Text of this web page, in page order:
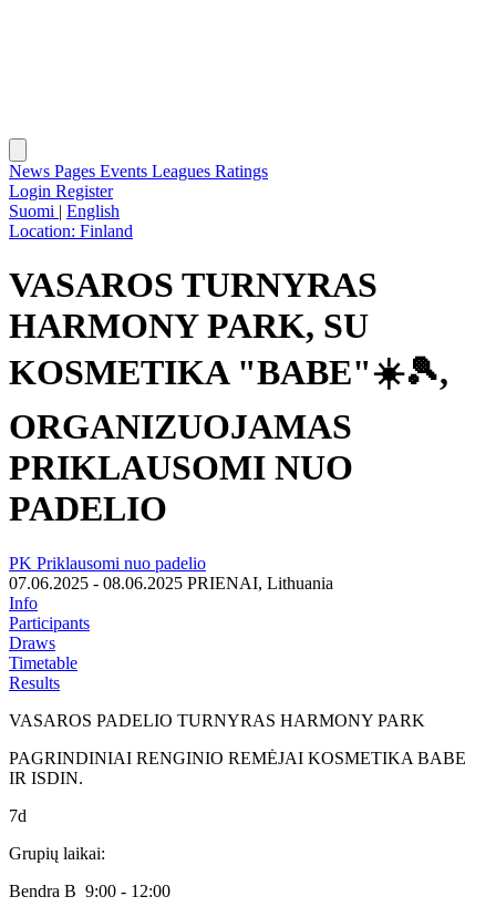
News Pages Events Leagues Ratings
Login Register
Suomi | English
Location: Finland
VASAROS TURNYRAS
HARMONY PARK, SU
KOSMETIKA "BABE"☀️🎾,
ORGANIZUOJAMAS
PRIKLAUSOMI NUO
PADELIO
PK Priklausomi nuo padelio
07.06.2025 - 08.06.2025 PRIENAI, Lithuania
Info
Participants
Draws
Timetable
Results
VASAROS PADELIO TURNYRAS HARMONY PARK
PAGRINDINIAI RENGINIO REMĖJAI KOSMETIKA BABE
IR ISDIN.
7d
Grupių laikai:
Bendra B 9:00 - 12:00